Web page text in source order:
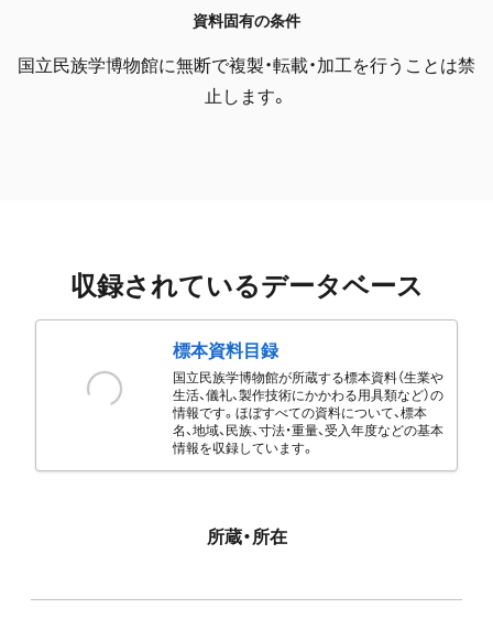
資料固有の条件
国立民族学博物館に無断で複製・転載・加工を行うことは禁
止します。
収録されているデータベース
標本資料目録
国立民族学博物館が所蔵する標本資料（生業や
生活、儀礼、製作技術にかかわる用具類など）の
情報です。ほぼすべての資料について、標本
名、地域、民族、寸法・重量、受入年度などの基本
情報を収録しています。
所蔵・所在